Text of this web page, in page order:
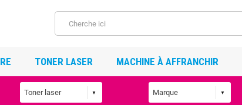
TONER LASER MACHINE À AFFRANCHIR